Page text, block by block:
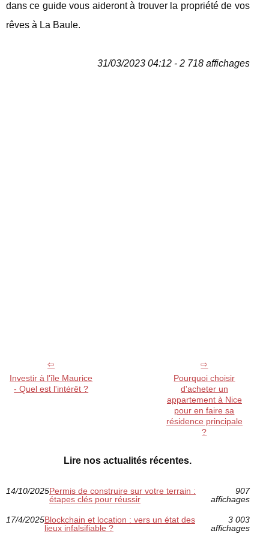
dans ce guide vous aideront à trouver la propriété de vos
rêves à La Baule.
31/03/2023 04:12 - 2 718 affichages
Investir à l'île Maurice
- Quel est l'intérêt ?
Pourquoi choisir
d'acheter un
appartement à Nice
pour en faire sa
résidence principale
?
Lire nos actualités récentes.
14/10/2025Permis de construire sur votre terrain :
étapes clés pour réussir
907
affichages
17/4/2025Blockchain et location : vers un état des
lieux infalsifiable ?
3 003
affichages